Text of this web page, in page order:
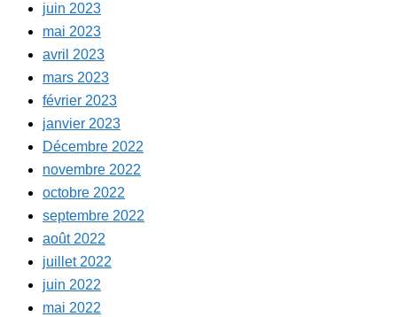
juin 2023
mai 2023
avril 2023
mars 2023
février 2023
janvier 2023
Décembre 2022
novembre 2022
octobre 2022
septembre 2022
août 2022
juillet 2022
juin 2022
mai 2022